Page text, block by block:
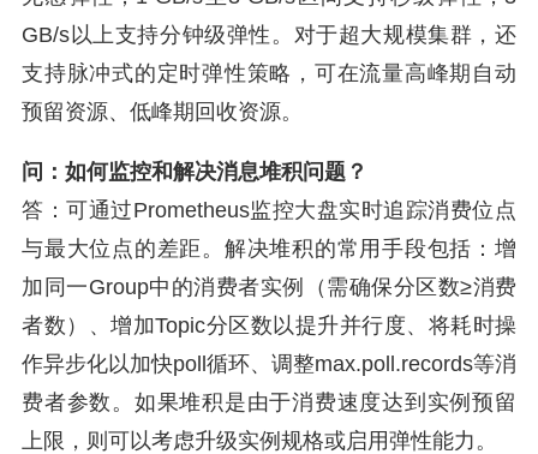
GB/s以上支持分钟级弹性。对于超大规模集群，还
支持脉冲式的定时弹性策略，可在流量高峰期自动
预留资源、低峰期回收资源。
问：如何监控和解决消息堆积问题？
答：可通过Prometheus监控大盘实时追踪消费位点
与最大位点的差距。解决堆积的常用手段包括：增
加同一Group中的消费者实例（需确保分区数≥消费
者数）、增加Topic分区数以提升并行度、将耗时操
作异步化以加快poll循环、调整max.poll.records等消
费者参数。如果堆积是由于消费速度达到实例预留
上限，则可以考虑升级实例规格或启用弹性能力。